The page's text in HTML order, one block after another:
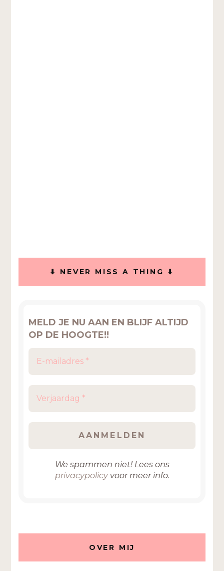
⬇ NEVER MISS A THING ⬇
MELD JE NU AAN EN BLIJF ALTIJD
OP DE HOOGTE!!
We spammen niet! Lees ons
privacypolicyvoor meer info.
OVER MIJ